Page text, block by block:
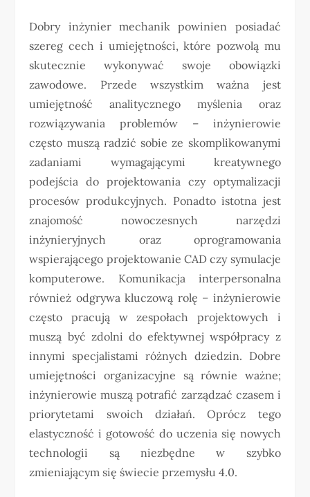
Dobry inżynier mechanik powinien posiadać
szereg cech i umiejętności, które pozwolą mu
skutecznie wykonywać swoje obowiązki
zawodowe. Przede wszystkim ważna jest
umiejętność analitycznego myślenia oraz
rozwiązywania problemów – inżynierowie
często muszą radzić sobie ze skomplikowanymi
zadaniami wymagającymi kreatywnego
podejścia do projektowania czy optymalizacji
procesów produkcyjnych. Ponadto istotna jest
znajomość nowoczesnych narzędzi
inżynieryjnych oraz oprogramowania
wspierającego projektowanie CAD czy symulacje
komputerowe. Komunikacja interpersonalna
również odgrywa kluczową rolę – inżynierowie
często pracują w zespołach projektowych i
muszą być zdolni do efektywnej współpracy z
innymi specjalistami różnych dziedzin. Dobre
umiejętności organizacyjne są równie ważne;
inżynierowie muszą potrafić zarządzać czasem i
priorytetami swoich działań. Oprócz tego
elastyczność i gotowość do uczenia się nowych
technologii są niezbędne w szybko
zmieniającym się świecie przemysłu 4.0.